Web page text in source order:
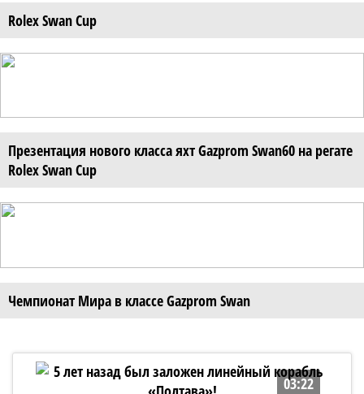
Rolex Swan Cup
Презентация нового класса яхт Gazprom Swan60 на регате
Rolex Swan Cup
Чемпионат Мира в классе Gazprom Swan
03:22